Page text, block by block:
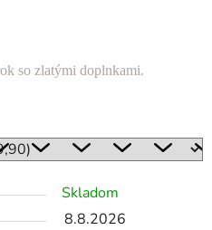
so zlatými doplnkami.
Skladom
8.8.2026